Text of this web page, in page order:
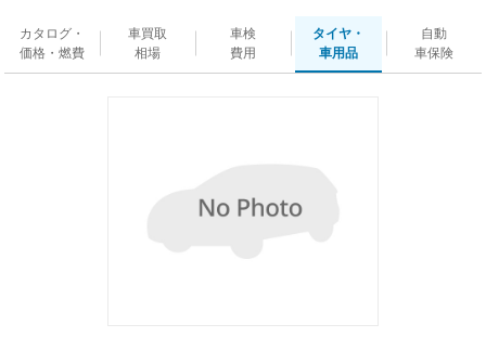
カタログ・
価格・燃費
車買取
相場
車検
費用
タイヤ・
車用品
自動
車保険